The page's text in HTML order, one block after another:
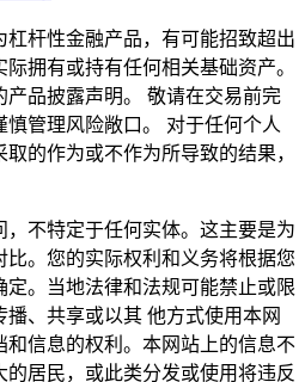
杆性金融产品，有可能招致超出
拥有或持有任何相关基础资产。
品披露声明。 敬请在交易前完
管理风险敞口。 对于任何个人
的作为或不作为所导致的结果，
不特定于任何实体。这主要是为
。您的实际权利和义务将根据您
。当地法律和法规可能禁止或限
、共享或以其 他方式使用本网
和信息的权利。本网站上的信息不
居民，或此类分发或使用将违反